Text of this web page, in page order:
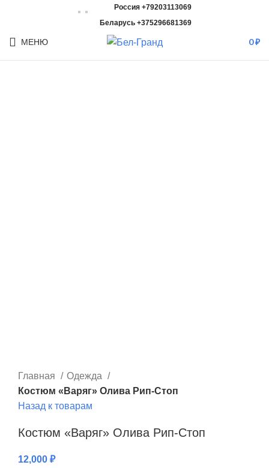
Россия +79203113069
Беларусь +375296681369
МЕНЮ 0₽
Главная
Одежда
Костюм «Варяг» Олива Рип-Стоп
Назад к товарам
Костюм «Варяг» Олива Рип-Стоп
12,000 ₽